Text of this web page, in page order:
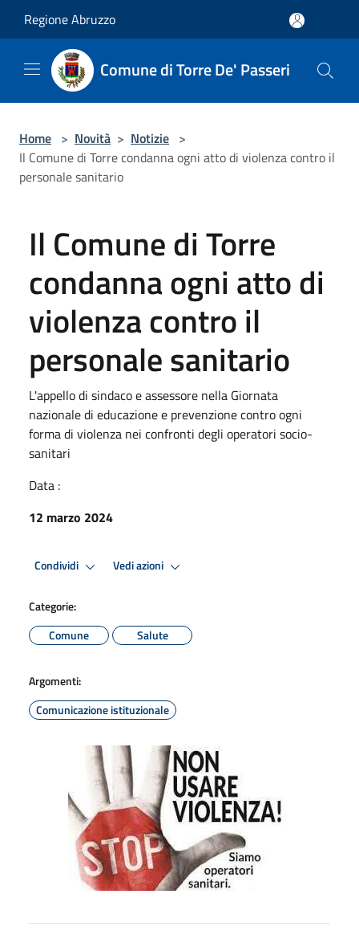
Regione Abruzzo
Comune di Torre De' Passeri
Home > Novità > Notizie >
Il Comune di Torre condanna ogni atto di violenza contro il
personale sanitario
Il Comune di Torre
condanna ogni atto di
violenza contro il
personale sanitario
L'appello di sindaco e assessore nella Giornata
nazionale di educazione e prevenzione contro ogni
forma di violenza nei confronti degli operatori socio-
sanitari
Data :
12 marzo 2024
Condividi Vedi azioni
Categorie:
Comune
Salute
Argomenti:
Comunicazione istituzionale